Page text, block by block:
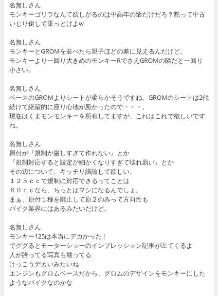
名無しさん
モンキーゴリラなんて欲しがるのは中高年の爺だけだろ？黙って中古
いじり倒して乗っとけよw
名無しさん
モンキーとGROMを並べたら親子ほどの差に見えるんだけど。
モンキーより一回り大きめのモンキーRでさえGROMの隣だと一回り
小さい。
名無しさん
ベースのGROMよりシートが柔らかそうですね。GROMのシートは2代
続けて絶望的に座り心地が悪かったので・・・。
現在はくまモンモンキーを所有してますが、これはこれで欲しいです
ね。
名無しさん
原付が『規制が厳しすぎて作れない』とか
『規制対応すると設定が細かくなりすぎて壊れ易い』とか
その辺について、キッチリ議論して欲しい。
１２５ｃｃで規制に対応できるってことは
６０ｃｃなら、ちっとはマシになるんでしょ。
まぁ、原付１種を廃止して原２のみって方向性も
バイク業界にはあるみたいだけど。
名無しさん
モンキー125は本当にデカかった！
でググるとモーターショーのインプレッション記事が出てくるよ
人が跨ってる写真も載ってる
けっこうデカいみたいね
エンジンもグロムベースだから、グロムのデザインをモンキーにした
ようなバイクなのかな